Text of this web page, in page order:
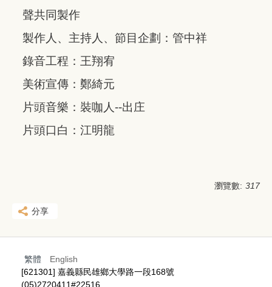
聲共同製作
製作人、主持人、節目企劃：管中祥
錄音工程：王翔宥
美術宣傳：鄭綺元
片頭音樂：裝咖人--出庄
片頭口白：江明龍
瀏覽數: 317
分享
繁體
English
[621301] 嘉義縣民雄鄉大學路一段168號
(05)2720411#22516